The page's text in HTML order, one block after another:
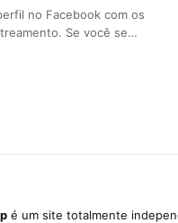
no Facebook com os
Se você se…
é um site totalmente